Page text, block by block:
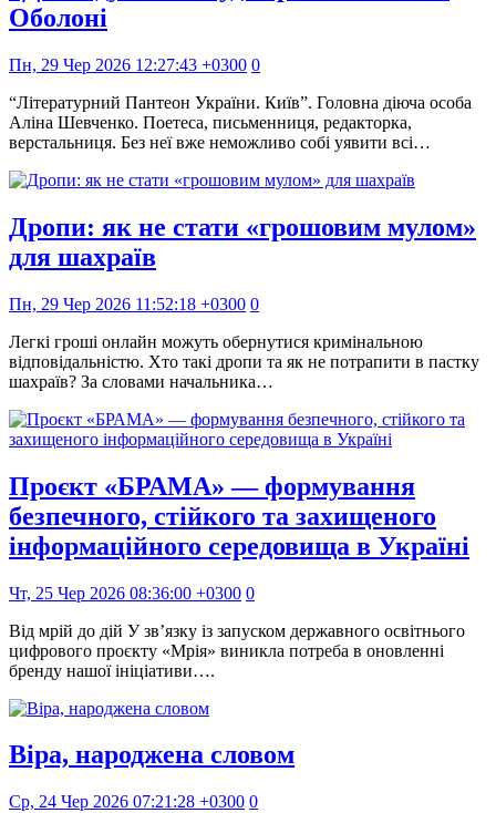
Оболоні
Пн, 29 Чер 2026 12:27:43 +0300 0
“Літературний Пантеон України. Київ”. Головна діюча особа
Аліна Шевченко. Поетеса, письменниця, редакторка,
верстальниця. Без неї вже неможливо собі уявити всі…
Дропи: як не стати «грошовим мулом»
для шахраїв
Пн, 29 Чер 2026 11:52:18 +0300 0
Легкі гроші онлайн можуть обернутися кримінальною
відповідальністю. Хто такі дропи та як не потрапити в пастку
шахраїв? За словами начальника…
Проєкт «БРАМА» — формування
безпечного, стійкого та захищеного
інформаційного середовища в Україні
Чт, 25 Чер 2026 08:36:00 +0300 0
Від мрій до дій У зв’язку із запуском державного освітнього
цифрового проєкту «Мрія» виникла потреба в оновленні
бренду нашої ініціативи….
Віра, народжена словом
Ср, 24 Чер 2026 07:21:28 +0300 0